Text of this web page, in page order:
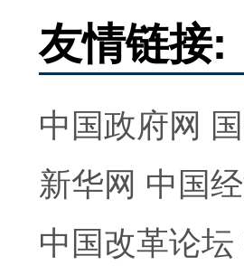
友情链接:
中国政府网
新华网 中国
中国改革论坛